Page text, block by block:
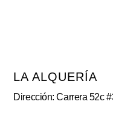
LA ALQUERÍA
Dirección: Carrera 52c